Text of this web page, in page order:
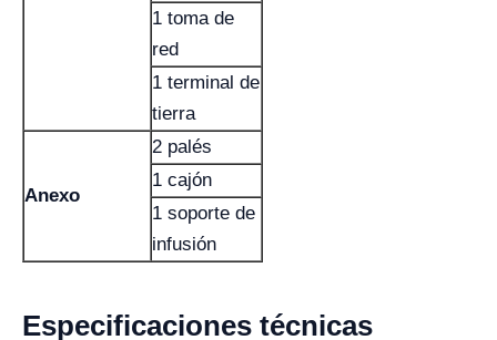
1 toma de
red
1 terminal de
tierra
Anexo
2 palés
1 cajón
1 soporte de
infusión
Especificaciones técnicas